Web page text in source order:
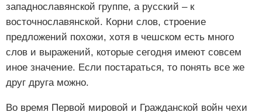
западнославянской группе, а русский – к
восточнославянской. Корни слов, строение
предложений похожи, хотя в чешском есть много
слов и выражений, которые сегодня имеют совсем
иное значение. Если постараться, то понять все же
друг друга можно.
Во время Первой мировой и Гражданской войн чехи